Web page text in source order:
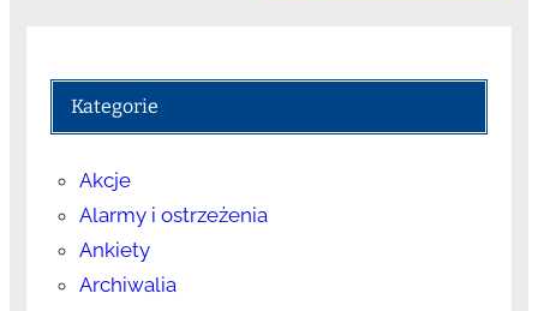
Kategorie
Akcje
Alarmy i ostrzeżenia
Ankiety
Archiwalia